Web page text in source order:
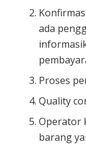
ada
Proses
Quality
Operator
barang